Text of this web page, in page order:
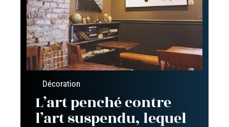
Décoration
L’art penché contre
l’art suspendu, lequel